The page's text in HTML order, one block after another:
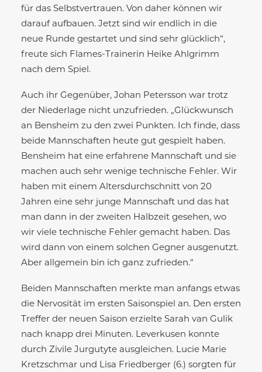
für das Selbstvertrauen. Von daher können wir
darauf aufbauen. Jetzt sind wir endlich in die
neue Runde gestartet und sind sehr glücklich“,
freute sich Flames-Trainerin Heike Ahlgrimm
nach dem Spiel.
Auch ihr Gegenüber, Johan Petersson war trotz
der Niederlage nicht unzufrieden. „Glückwunsch
an Bensheim zu den zwei Punkten. Ich finde, dass
beide Mannschaften heute gut gespielt haben.
Bensheim hat eine erfahrene Mannschaft und sie
machen auch sehr wenige technische Fehler. Wir
haben mit einem Altersdurchschnitt von 20
Jahren eine sehr junge Mannschaft und das hat
man dann in der zweiten Halbzeit gesehen, wo
wir viele technische Fehler gemacht haben. Das
wird dann von einem solchen Gegner ausgenutzt.
Aber allgemein bin ich ganz zufrieden.“
Beiden Mannschaften merkte man anfangs etwas
die Nervosität im ersten Saisonspiel an. Den ersten
Treffer der neuen Saison erzielte Sarah van Gulik
nach knapp drei Minuten. Leverkusen konnte
durch Zivile Jurgutyte ausgleichen. Lucie Marie
Kretzschmar und Lisa Friedberger (6.) sorgten für